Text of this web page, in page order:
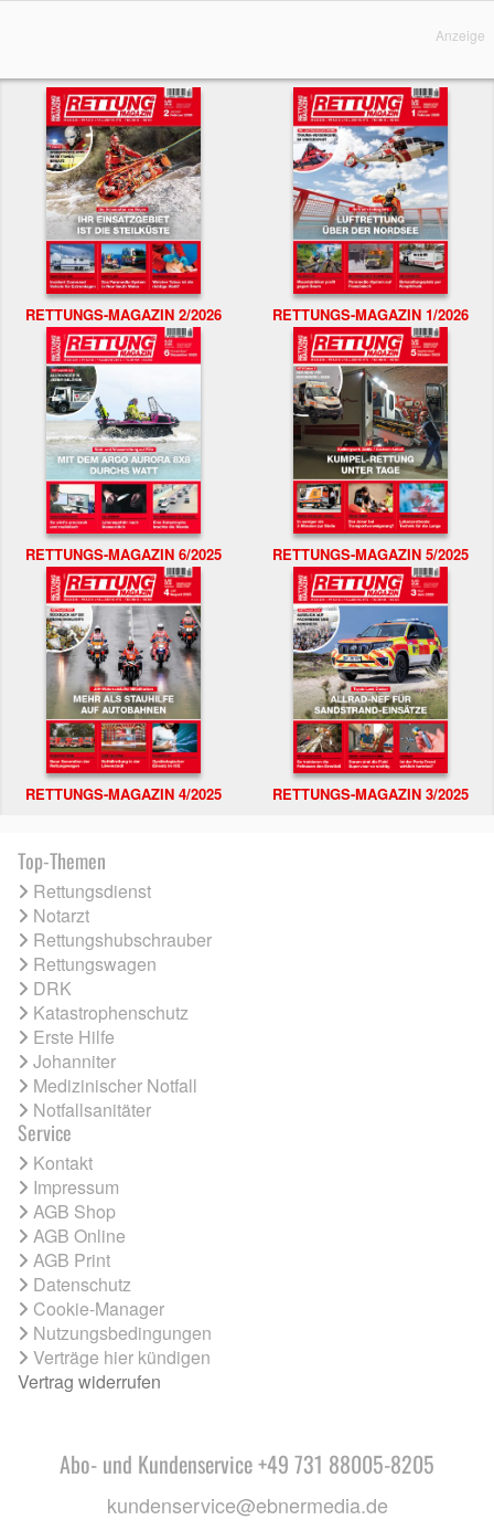
Anzeige
RETTUNGS-MAGAZIN 2/2026 RETTUNGS-MAGAZIN 1/2026
RETTUNGS-MAGAZIN 6/2025 RETTUNGS-MAGAZIN 5/2025
RETTUNGS-MAGAZIN 4/2025 RETTUNGS-MAGAZIN 3/2025
Top-Themen
Rettungsdienst
Notarzt
Rettungshubschrauber
Rettungswagen
DRK
Katastrophenschutz
Erste Hilfe
Johanniter
Medizinischer Notfall
Notfallsanitäter
Service
Kontakt
Impressum
AGB Shop
AGB Online
AGB Print
Datenschutz
Cookie-Manager
Nutzungsbedingungen
Verträge hier kündigen
Vertrag widerrufen
Abo- und Kundenservice +49 731 88005-8205
kundenservice@ebnermedia.de